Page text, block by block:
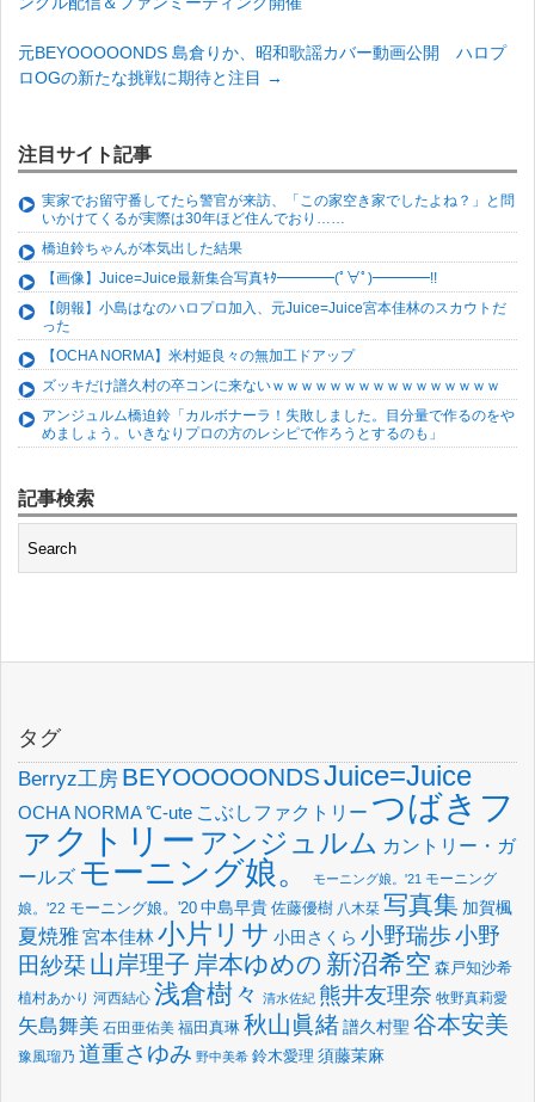
元BEYOOOOONDS 島倉りか、昭和歌謡カバー動画公開 ハロプ
ロOGの新たな挑戦に期待と注目 →
注目サイト記事
実家でお留守番してたら警官が来訪、「この家空き家でしたよね？」と問
いかけてくるが実際は30年ほど住んでおり……
橋迫鈴ちゃんが本気出した結果
【画像】Juice=Juice最新集合写真ｷﾀ━━━━(ﾟ∀ﾟ)━━━━!!
【朗報】小島はなのハロプロ加入、元Juice=Juice宮本佳林のスカウトだ
った
【OCHA NORMA】米村姫良々の無加工ドアップ
ズッキだけ譜久村の卒コンに来ないｗｗｗｗｗｗｗｗｗｗｗｗｗｗｗｗ
アンジュルム橋迫鈴「カルボナーラ！失敗しました。目分量で作るのをや
めましょう。いきなりプロの方のレシピで作ろうとするのも」
記事検索
タグ
Berryz工房 BEYOOOOONDSJuice=Juice
OCHA NORMA℃-ute こぶしファクトリー つばきフ
ァクトリー アンジュルム カントリー・ガ
ールズ モーニング娘。 モーニング娘。'21 モーニング
娘。'22 モーニング娘。'20 中島早貴 佐藤優樹 八木栞 写真集 加賀楓
夏焼雅宮本佳林小片リサ 小田さくら 小野瑞歩小野
田紗栞 山岸理子 岸本ゆめの 新沼希空 森戸知沙希
植村あかり 河西結心 浅倉樹々 清水佐紀 熊井友理奈 牧野真莉愛
矢島舞美 石田亜佑美 福田真琳 秋山眞緒譜久村聖 谷本安美
豫風瑠乃 道重さゆみ 野中美希 鈴木愛理 須藤茉麻